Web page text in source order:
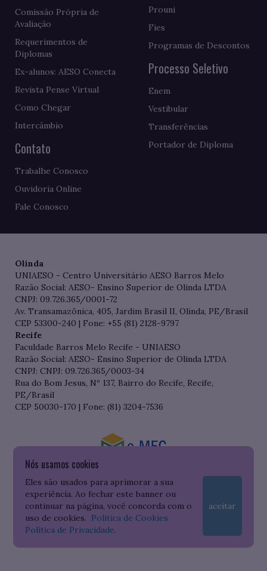
Nós usamos cookies
Eles são usados para aprimorar a sua
experiência. Ao fechar este banner ou
continuar na página, você concorda com o
uso de cookies. Política de Cookies
Política de Privacidade.
aceitar
Comissão Própria de
Avaliação
Requerimentos de
Diplomas
Ex-alunos: AESO Conecta
Revista Pense Virtual
Como Chegar
Intercâmbio
Contato
Trabalhe Conosco
Ouvidoria Online
Fale Conosco
Prouni
Fies
Programas de Descontos
Processo Seletivo
Enem
Vestibular
Transferências
Portador de Diploma
Olinda
UNIAESO - Centro Universitário AESO Barros Melo
Razão Social: AESO- Ensino Superior de Olinda LTDA
CNPJ: 09.726.365/0001-72
Av. Transamazônica, 405, Jardim Brasil II, Olinda, PE/Brasil
CEP 53300-240 | Fone: +55 (81) 2128-9797
Recife
Faculdade Barros Melo Recife - UNIAESO
Razão Social: AESO- Ensino Superior de Olinda LTDA
CNPJ: CNPJ: 09.726.365/0003-34
Rua do Bom Jesus, Nº 137, Bairro do Recife, Recife,
PE/Brasil
CEP 50030-170 | Fone: (81) 3204-7536
Consulte o cadastro da Instituição no Sistema do e-MEC